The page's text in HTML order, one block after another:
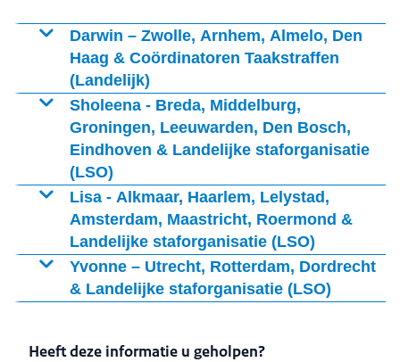
Darwin – Zwolle, Arnhem, Almelo, Den
Haag & Coördinatoren Taakstraffen
(Landelijk)
Sholeena - Breda, Middelburg,
Groningen, Leeuwarden, Den Bosch,
Eindhoven & Landelijke staforganisatie
(LSO)
Lisa - Alkmaar, Haarlem, Lelystad,
Amsterdam, Maastricht, Roermond &
Landelijke staforganisatie (LSO)
Yvonne – Utrecht, Rotterdam, Dordrecht
& Landelijke staforganisatie (LSO)
Heeft deze informatie u geholpen?